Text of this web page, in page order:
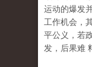
运动的爆发
工作机会，
平公义，若
发，后果难